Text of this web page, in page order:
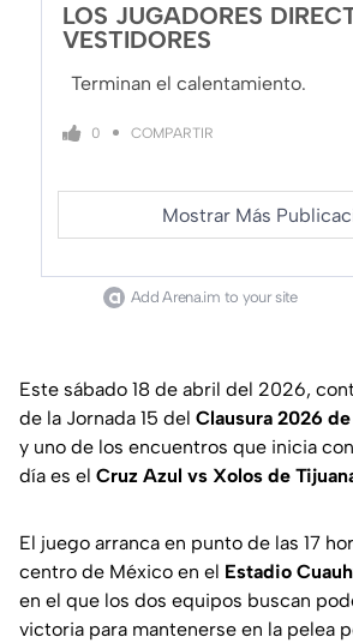
LOS JUGADORES
VESTIDORES
Terminan el calentamiento.
0 COMPARTIR
Mostrar Más
Add Arena.im to your site
Este sábado 18 de abril del 2026,
de la Jornada 15 del Clausura 2026
y uno de los encuentros que inicia
día es el Cruz Azul vs Xolos de
El juego arranca en punto de las 17
centro de México en el Estadio
en el que los dos equipos buscan
victoria para mantenerse en la pelea